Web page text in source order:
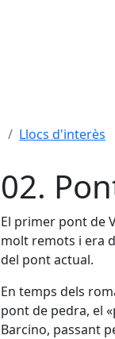
Llocs d'interès
02.
El primer pont de
molt remots i era
del pont actual.
En temps dels
pont de pedra, el
Barcino, passant